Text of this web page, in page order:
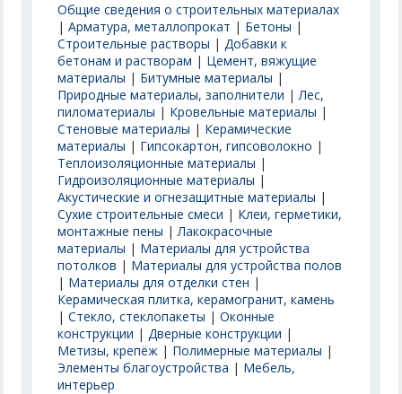
Общие сведения о строительных материалах
|Арматура, металлопрокат | Бетоны |
Строительные растворы |Добавки к
бетонам и растворам | Цемент, вяжущие
материалы | Битумные материалы |
Природные материалы, заполнители |Лес,
пиломатериалы | Кровельные материалы |
Стеновые материалы | Керамические
материалы | Гипсокартон, гипсоволокно |
Теплоизоляционные материалы |
Гидроизоляционные материалы |
Акустические и огнезащитные материалы |
Сухие строительные смеси | Клеи, герметики,
монтажные пены |Лакокрасочные
материалы | Материалы для устройства
потолков | Материалы для устройства полов
| Материалы для отделки стен |
Керамическая плитка, керамогранит, камень
|Стекло, стеклопакеты |Оконные
конструкции |Дверные конструкции |
Метизы, крепёж | Полимерные материалы |
Элементы благоустройства | Мебель,
интерьер